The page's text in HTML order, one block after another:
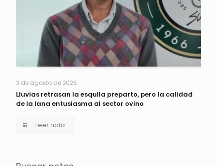
3 de agosto de 2026
Lluvias retrasan la esquila preparto, pero la calidad
de la lana entusiasma al sector ovino
Leer nota